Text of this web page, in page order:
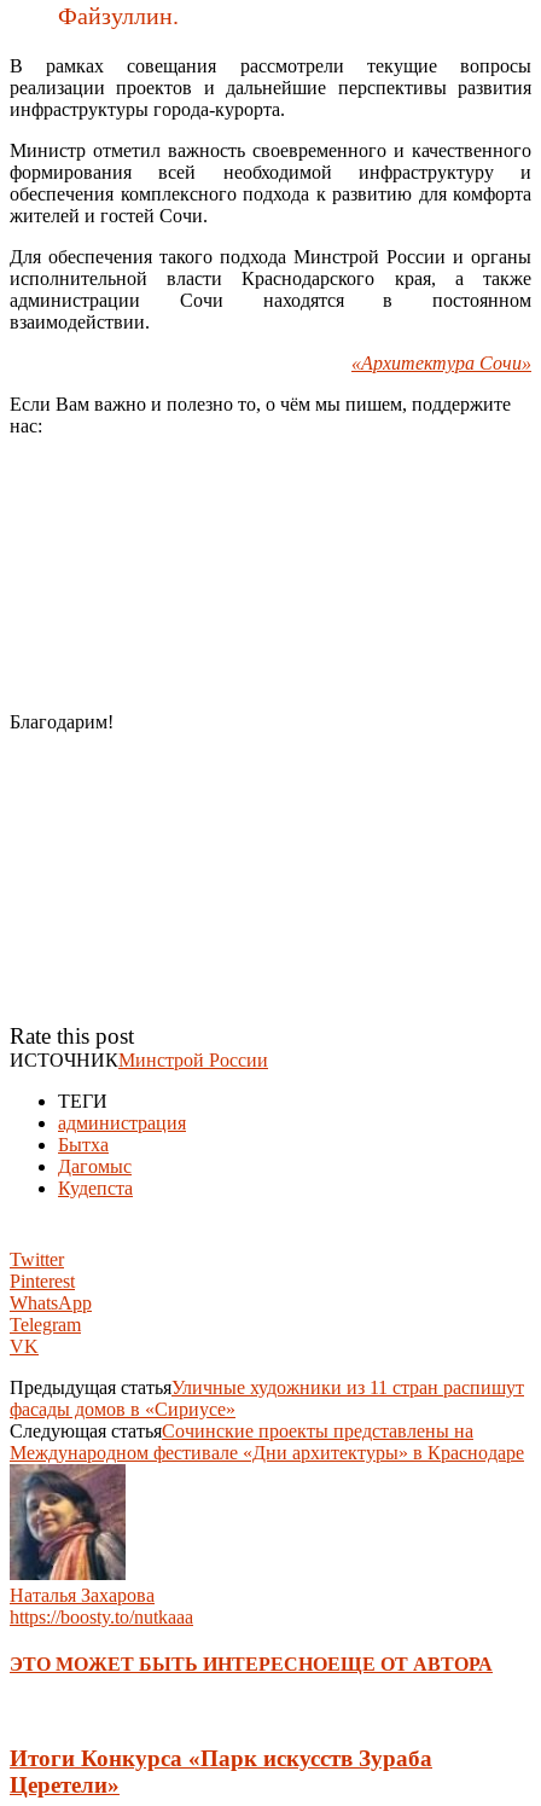
Файзуллин.
В рамках совещания рассмотрели текущие вопросы
реализации проектов и дальнейшие перспективы развития
инфраструктуры города-курорта.
Министр отметил важность своевременного и качественного
формирования всей необходимой инфраструктуру и
обеспечения комплексного подхода к развитию для комфорта
жителей и гостей Сочи.
Для обеспечения такого подхода Минстрой России и органы
исполнительной власти Краснодарского края, а также
администрации Сочи находятся в постоянном
взаимодействии.
«Архитектура Сочи»
Если Вам важно и полезно то, о чём мы пишем, поддержите
нас:
Благодарим!
Rate this post
ИСТОЧНИКМинстрой России
ТЕГИ
администрация
Бытха
Дагомыс
Кудепста
Twitter
Pinterest
WhatsApp
Telegram
VK
Предыдущая статьяУличные художники из 11 стран распишут
фасады домов в «Сириусе»
Следующая статьяСочинские проекты представлены на
Международном фестивале «Дни архитектуры» в Краснодаре
Наталья Захарова
https://boosty.to/nutkaaa
ЭТО МОЖЕТ БЫТЬ ИНТЕРЕСНОЕЩЕ ОТ АВТОРА
Итоги Конкурса «Парк искусств Зураба
Церетели»